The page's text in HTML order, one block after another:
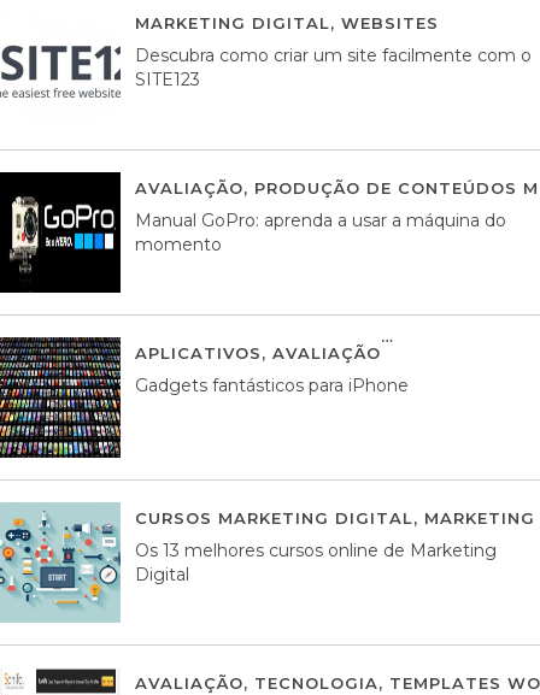
MARKETING DIGITAL, WEBSITES
Descubra como criar um site facilmente com o
SITE123
AVALIAÇÃO, PRODUÇÃO DE CONTEÚDOS
Manual GoPro: aprenda a usar a máquina do
momento
APLICATIVOS, AVALIAÇÃO
Gadgets fantásticos para iPhone
CURSOS MARKETING DIGITAL,
Os 13 melhores cursos online de Marketing
Digital
AVALIAÇÃO, TECNOLOGIA, TEMPLATES